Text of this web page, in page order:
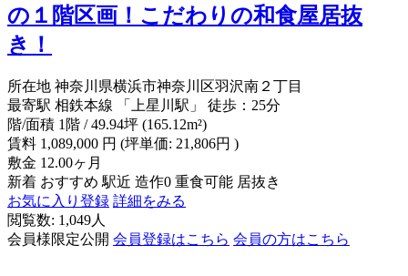
の１階区画！こだわりの和食屋居抜
き！
所在地 神奈川県横浜市神奈川区羽沢南２丁目
最寄駅 相鉄本線 「上星川駅」 徒歩：25分
階/面積 1階 / 49.94坪 (165.12m²)
賃料 1,089,000 円 (坪単価: 21,806円 )
敷金 12.00ヶ月
新着 おすすめ 駅近 造作0 重食可能 居抜き
お気に入り登録 詳細をみる
閲覧数: 1,049人
会員様限定公開 会員登録はこちら 会員の方はこちら